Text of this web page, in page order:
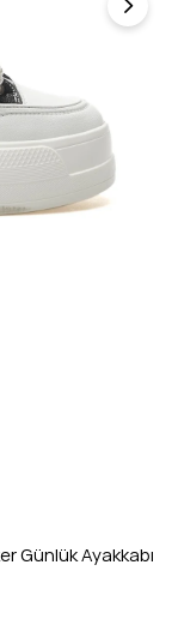
Günlük Ayakkabı